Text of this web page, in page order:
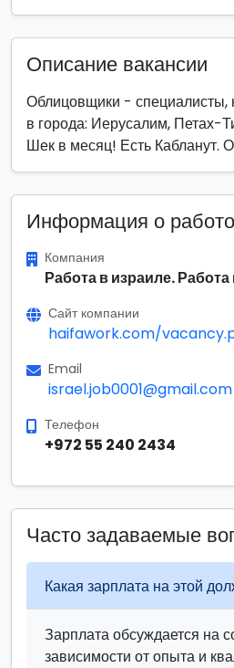
Описание вакансии
Облицовщики - специалисты,
в города: Иерусалим, Петах-
Шек в месяц! Есть Кабланут.
Информация о
Компания
Работа в израиле.
Сайт компании
haifawork.com/
Email
israel.job0001@gmail.com
Телефон
+972 55 240 2434
Часто задаваемые
Какая зарплата на этой
Зарплата обсуждается на
зависимости от опыта и